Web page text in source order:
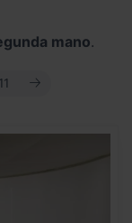
mano.
11 SIGUIENTE